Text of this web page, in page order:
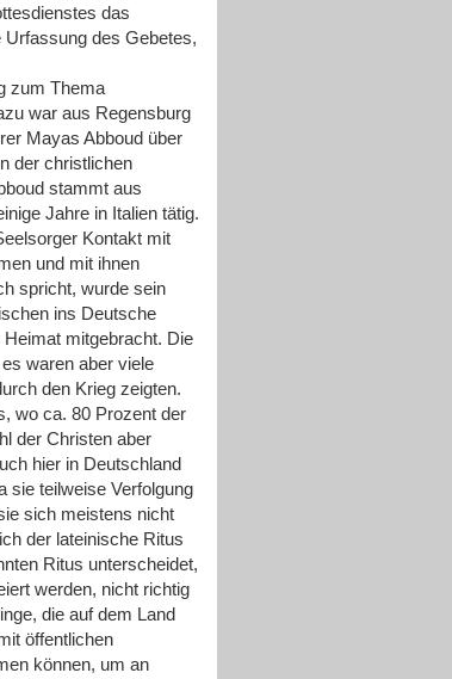
das
des Gebetes,
zum Thema
war aus Regensburg
Mayas Abboud über
der christlichen
stammt aus
Jahre in Italien tätig.
Kontakt mit
und mit ihnen
spricht, wurde sein
ins Deutsche
mitgebracht. Die
waren aber viele
den Krieg zeigten.
wo ca. 80 Prozent der
der Christen aber
hier in Deutschland
sie teilweise Verfolgung
sich meistens nicht
der lateinische Ritus
Ritus unterscheidet,
werden, nicht richtig
die auf dem Land
öffentlichen
können, um an